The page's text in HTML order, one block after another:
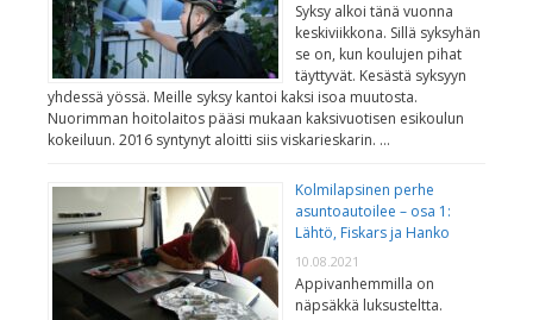
Syksy alkoi tänä vuonna
keskiviikkona. Sillä syksyhän
se on, kun koulujen pihat
täyttyvät. Kesästä syksyyn
yhdessä yössä. Meille syksy kantoi kaksi isoa muutosta.
Nuorimman hoitolaitos pääsi mukaan kaksivuotisen esikoulun
kokeiluun. 2016 syntynyt aloitti siis viskarieskarin. …
Kolmilapsinen perhe
asuntoautoilee – osa 1:
Lähtö, Fiskars ja Hanko
10.08.2021
Appivanhemmilla on
näpsäkkä luksusteltta.